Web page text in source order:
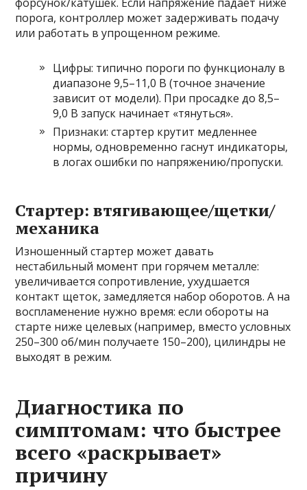
порога, контроллер может задерживать подачу
или работать в упрощенном режиме.
Цифры: типично пороги по функционалу в
диапазоне 9,5–11,0 В (точное значение
зависит от модели). При просадке до 8,5–
9,0 В запуск начинает «тянуться».
Признаки: стартер крутит медленнее
нормы, одновременно гаснут индикаторы,
в логах ошибки по напряжению/пропуски.
Стартер: втягивающее/щетки/
механика
Изношенный стартер может давать
нестабильный момент при горячем металле:
увеличивается сопротивление, ухудшается
контакт щеток, замедляется набор оборотов. А на
воспламенение нужно время: если обороты на
старте ниже целевых (например, вместо условных
250–300 об/мин получаете 150–200), цилиндры не
выходят в режим.
Диагностика по
симптомам: что быстрее
всего «раскрывает»
причину